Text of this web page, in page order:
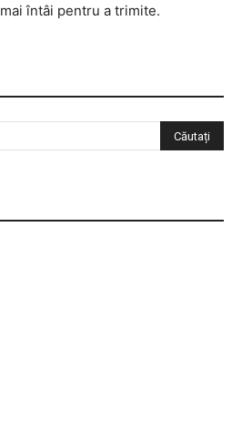
mai întâi pentru a trimite.